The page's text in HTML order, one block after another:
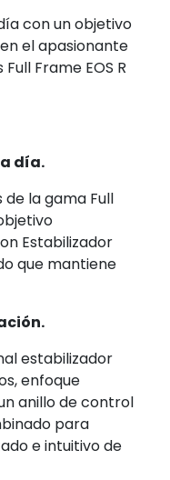
con un objetivo
el apasionante
Frame EOS R
día.
la gama Full
Estabilizador
que mantiene
estabilizador
enfoque
anillo de control
para
e intuitivo de